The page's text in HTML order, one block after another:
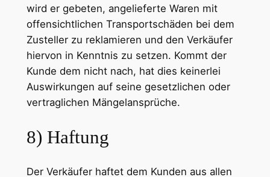
wird er gebeten, angelieferte Waren mit
offensichtlichen Transportschäden bei dem
Zusteller zu reklamieren und den Verkäufer
hiervon in Kenntnis zu setzen. Kommt der
Kunde dem nicht nach, hat dies keinerlei
Auswirkungen auf seine gesetzlichen oder
vertraglichen Mängelansprüche.
8) Haftung
Der Verkäufer haftet dem Kunden aus allen